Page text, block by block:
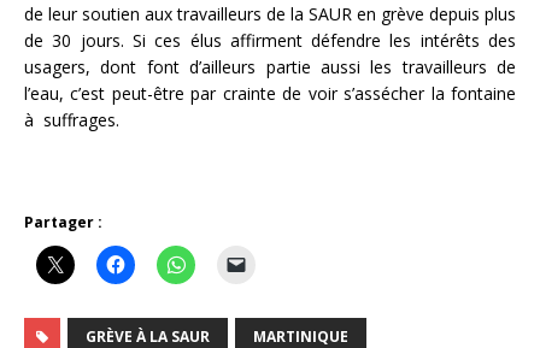
de leur soutien aux travailleurs de la SAUR en grève depuis plus
de 30 jours. Si ces élus affirment défendre les intérêts des
usagers, dont font d’ailleurs partie aussi les travailleurs de
l’eau, c’est peut-être par crainte de voir s’assécher la fontaine
à suffrages.
Partager :
GRÈVE À LA SAUR MARTINIQUE